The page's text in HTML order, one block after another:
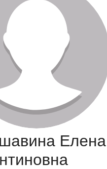
КЛЮЧЕВЫЕ СЛОВА
Елена